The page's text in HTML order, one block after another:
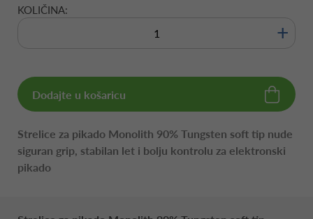
KOLIČINA:
+
Dodajte u košaricu
Strelice za pikado Monolith 90% Tungsten soft tip nude
siguran grip, stabilan let i bolju kontrolu za elektronski
pikado